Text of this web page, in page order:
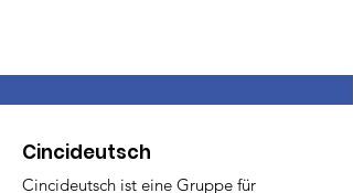
Cincideutsch
Cincideutsch ist eine Gruppe für